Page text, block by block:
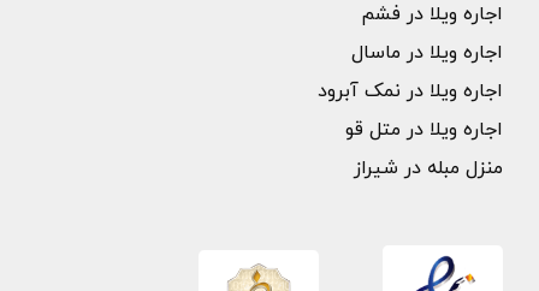
اجاره ویلا در فشم
اجاره ویلا در ماسال
اجاره ویلا در نمک آبرود
اجاره ویلا در متل قو
منزل مبله در شیراز